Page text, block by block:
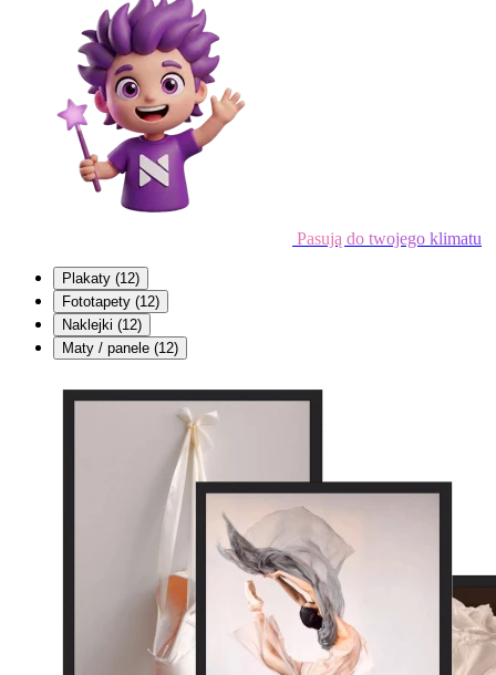
Pasują do twojego klimatu
Plakaty (12)
Fototapety (12)
Naklejki (12)
Maty / panele (12)